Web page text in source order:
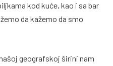
kod kuće, kao i sa bar
da kažemo da smo
geografskoj širini nam